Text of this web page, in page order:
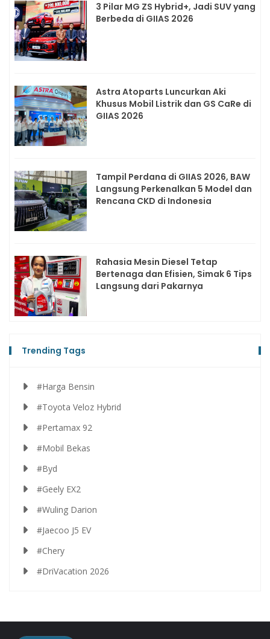
3 Pilar MG ZS Hybrid+, Jadi SUV yang
Berbeda di GIIAS 2026
Astra Atoparts Luncurkan Aki
Khusus Mobil Listrik dan GS CaRe di
GIIAS 2026
Tampil Perdana di GIIAS 2026, BAW
Langsung Perkenalkan 5 Model dan
Rencana CKD di Indonesia
Rahasia Mesin Diesel Tetap
Bertenaga dan Efisien, Simak 6 Tips
Langsung dari Pakarnya
Trending Tags
#Harga Bensin
#Toyota Veloz Hybrid
#Pertamax 92
#Mobil Bekas
#Byd
#Geely EX2
#Wuling Darion
#Jaecoo J5 EV
#Chery
#DriVacation 2026